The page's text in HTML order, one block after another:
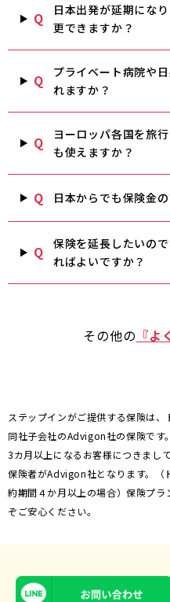
Q
日本出発が延期にな
更できますか？
Q
プライベート病院や
れますか？
Q
ヨーロッパ各国を旅
も使えますか？
Q 日本からでも保険金
Q
保険を延長したいの
ればよいですか？
その他の 『よ
ステップインがご提供する保険は
同社子会社のAdvigon社の保険です
3カ月以上になるお客様につきまし
保険者がAdvigon社となります。（
約期間４か月以上の場合）保険プ
ぞご安心ください。